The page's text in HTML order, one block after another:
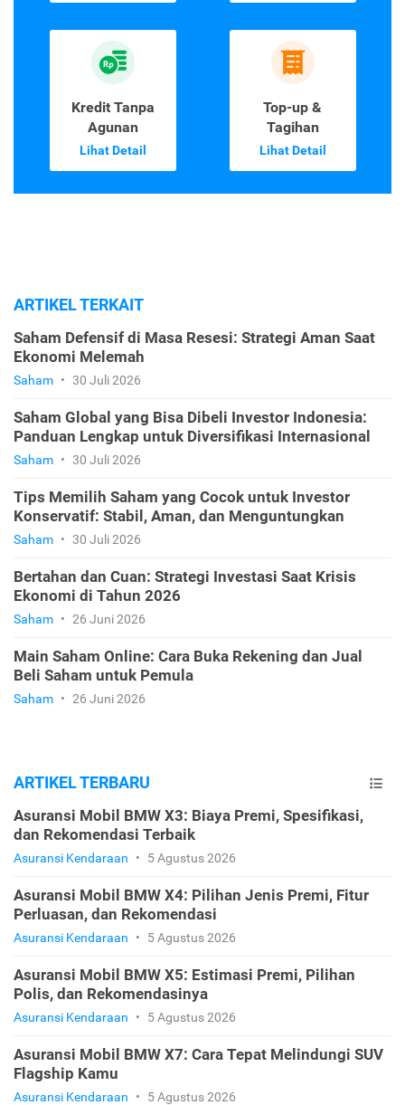
Kredit Tanpa
Agunan
Lihat Detail
Top-up &
Tagihan
Lihat Detail
ARTIKEL TERKAIT
Saham Defensif di Masa Resesi: Strategi Aman Saat
Ekonomi Melemah
Saham • 30 Juli 2026
Saham Global yang Bisa Dibeli Investor Indonesia:
Panduan Lengkap untuk Diversifikasi Internasional
Saham • 30 Juli 2026
Tips Memilih Saham yang Cocok untuk Investor
Konservatif: Stabil, Aman, dan Menguntungkan
Saham • 30 Juli 2026
Bertahan dan Cuan: Strategi Investasi Saat Krisis
Ekonomi di Tahun 2026
Saham • 26 Juni 2026
Main Saham Online: Cara Buka Rekening dan Jual
Beli Saham untuk Pemula
Saham • 26 Juni 2026
ARTIKEL TERBARU
Asuransi Mobil BMW X3: Biaya Premi, Spesifikasi,
dan Rekomendasi Terbaik
Asuransi Kendaraan • 5 Agustus 2026
Asuransi Mobil BMW X4: Pilihan Jenis Premi, Fitur
Perluasan, dan Rekomendasi
Asuransi Kendaraan • 5 Agustus 2026
Asuransi Mobil BMW X5: Estimasi Premi, Pilihan
Polis, dan Rekomendasinya
Asuransi Kendaraan • 5 Agustus 2026
Asuransi Mobil BMW X7: Cara Tepat Melindungi SUV
Flagship Kamu
Asuransi Kendaraan • 5 Agustus 2026